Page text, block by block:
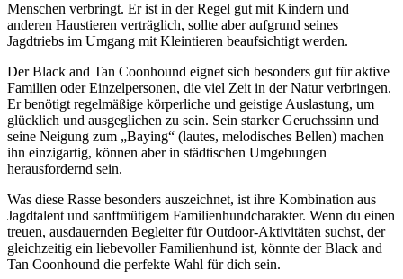
Menschen verbringt. Er ist in der Regel gut mit Kindern und
anderen Haustieren verträglich, sollte aber aufgrund seines
Jagdtriebs im Umgang mit Kleintieren beaufsichtigt werden.
Der Black and Tan Coonhound eignet sich besonders gut für aktive
Familien oder Einzelpersonen, die viel Zeit in der Natur verbringen.
Er benötigt regelmäßige körperliche und geistige Auslastung, um
glücklich und ausgeglichen zu sein. Sein starker Geruchssinn und
seine Neigung zum „Baying“ (lautes, melodisches Bellen) machen
ihn einzigartig, können aber in städtischen Umgebungen
herausfordernd sein.
Was diese Rasse besonders auszeichnet, ist ihre Kombination aus
Jagdtalent und sanftmütigem Familienhundcharakter. Wenn du einen
treuen, ausdauernden Begleiter für Outdoor-Aktivitäten suchst, der
gleichzeitig ein liebevoller Familienhund ist, könnte der Black and
Tan Coonhound die perfekte Wahl für dich sein.